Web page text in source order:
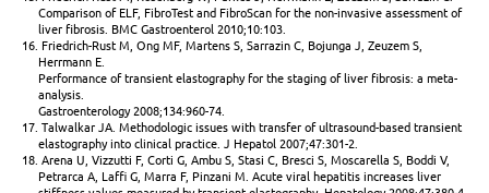
Comparison of ELF, FibroTest and FibroScan for the non-invasive assessment of
liver fibrosis. BMC Gastroenterol 2010;10:103.
16. Friedrich-Rust M, Ong MF, Martens S, Sarrazin C, Bojunga J, Zeuzem S,
Herrmann E.
Performance of transient elastography for the staging of liver fibrosis: a meta-
analysis.
Gastroenterology 2008;134:960-74.
17. Talwalkar JA. Methodologic issues with transfer of ultrasound-based transient
elastography into clinical practice. J Hepatol 2007;47:301-2.
18. Arena U, Vizzutti F, Corti G, Ambu S, Stasi C, Bresci S, Moscarella S, Boddi V,
Petrarca A, Laffi G, Marra F, Pinzani M. Acute viral hepatitis increases liver